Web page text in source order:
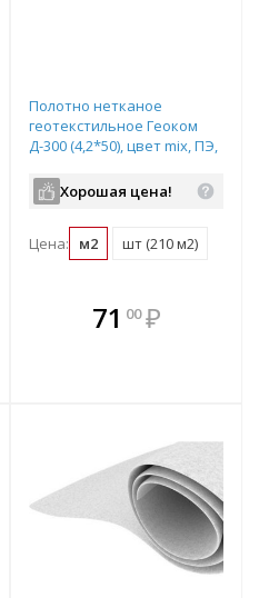
В комплекте
всегда выгоднее!
Полотно нетканое
геотекстильное Геоком
Д-300 (4,2*50), цвет mix, ПЭ,
Хорошая цена!
Цена: м2 шт (210 м2)
71 00 ₽